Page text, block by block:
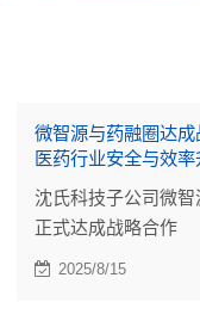
微智源与药融圈达
医药行业安全与效率
沈氏科技子公司微
正式达成战略合作
2025/8/15